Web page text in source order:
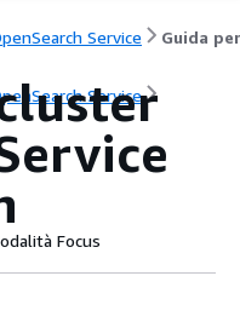
Service
Service
Focus